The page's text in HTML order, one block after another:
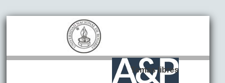
Temas libres